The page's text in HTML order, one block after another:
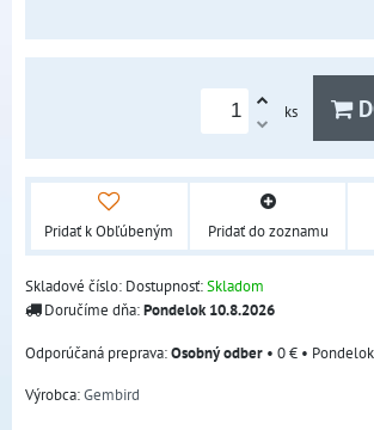
ks
Pridať k Obľúbeným Pridať do zoznamu
Skladové číslo: Dostupnosť:Skladom
Doručíme dňa:Pondelok10.8.2026
Osobný odber • 0 € • Pondelok
Výrobca:Gembird